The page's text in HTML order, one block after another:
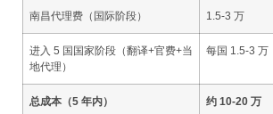
南昌代理费（国际阶段） 1.5-3 万
进入 5 国国家阶段（翻译+官费+当
地代理）
每国 1.5-3 万
总成本（5 年内） 约 10-20 万